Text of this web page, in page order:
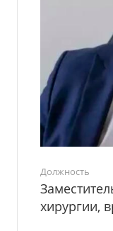
Должность
хирургии,